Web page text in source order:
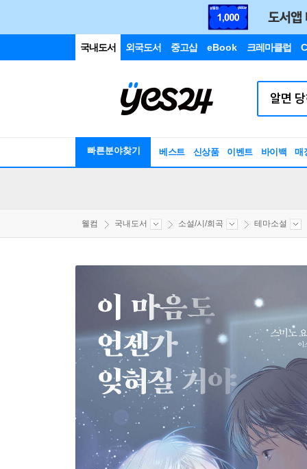
국내도서 외국도서 중고샵 eBook 크레마클럽
빠른분야찾기 베스트 신상품 이벤트 바이백 매
웰컴 국내도서 소설/시/희곡 테마소설